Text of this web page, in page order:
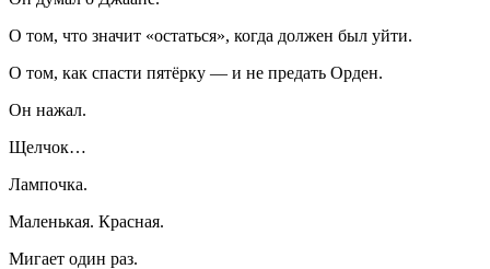
О том, что значит «остаться», когда должен был уйти.
О том, как спасти пятёрку — и не предать Орден.
Он нажал.
Щелчок…
Лампочка.
Маленькая. Красная.
Мигает один раз.